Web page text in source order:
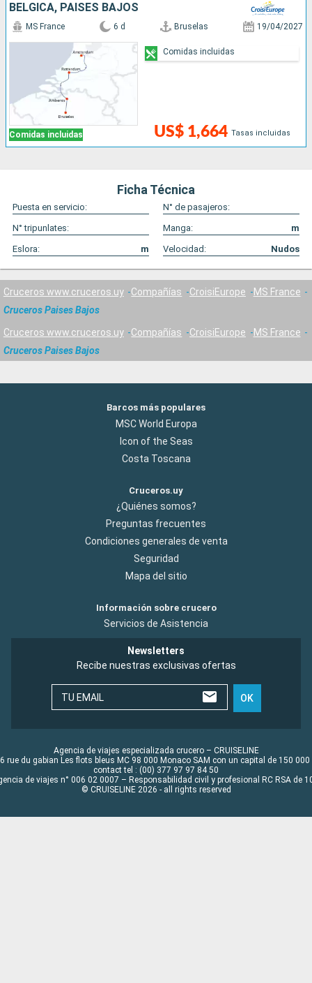
BÉLGICA, PAISES BAJOS
Comidas incluidas
MS France 6 d Bruselas 19/04/2027
US$ 1,664 Tasas incluidas
Comidas incluidas
Ficha Técnica
Puesta en servicio:
N° de pasajeros:
N° tripunlates:
Manga:
m
Eslora:
m Velocidad: Nudos
Cruceros www.cruceros.uy Compañías CroisiEurope
MS France
Cruceros Paises Bajos
Cruceros www.cruceros.uy Compañías CroisiEurope
MS France
Cruceros Paises Bajos
Barcos más populares
MSC World Europa
Icon of the Seas
Costa Toscana
Cruceros.uy
¿Quiénes somos?
Preguntas frecuentes
Condiciones generales de venta
Seguridad
Mapa del sitio
Información sobre crucero
Servicios de Asistencia
Newsletters
Recibe nuestras exclusivas ofertas
TU EMAIL OK
Agencia de viajes especializada crucero – CRUISELINE
rue du gabian Les flots bleus MC 98 000 Monaco SAM con un capital de 150 000
contact tel : (00) 377 97 97 84 50
de viajes n° 006 02 0007 – Responsabilidad civil y profesional RC RSA de
© CRUISELINE 2026 - all rights reserved